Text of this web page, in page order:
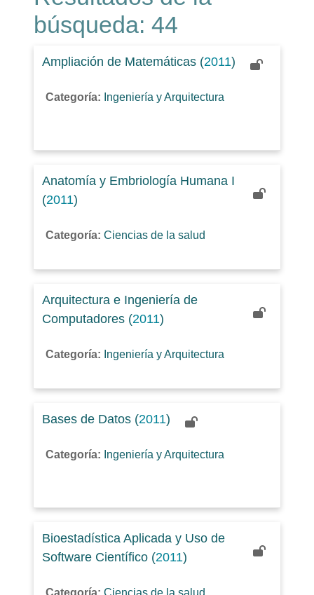
búsqueda: 44
Ampliación de Matemáticas (2011)
Categoría: Ingeniería y Arquitectura
Anatomía y Embriología Humana I
(2011)
Categoría: Ciencias de la salud
Arquitectura e Ingeniería de
Computadores (2011)
Categoría: Ingeniería y Arquitectura
Bases de Datos (2011)
Categoría: Ingeniería y Arquitectura
Bioestadística Aplicada y Uso de
Software Científico (2011)
Categoría: Ciencias de la salud